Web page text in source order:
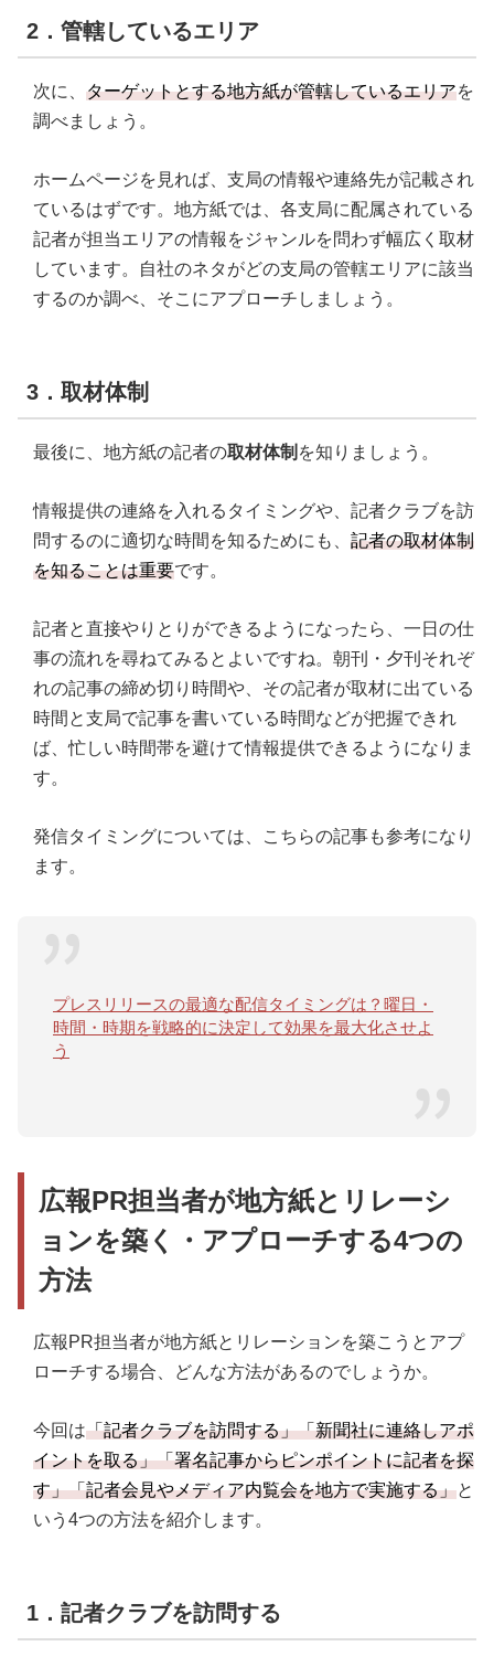
2．管轄しているエリア
次に、 ターゲットとする地方紙が管轄しているエリアを
調べましょう。
ホームページを見れば、支局の情報や連絡先が記載され
ているはずです。地方紙では、各支局に配属されている
記者が担当エリアの情報をジャンルを問わず幅広く取材
しています。自社のネタがどの支局の管轄エリアに該当
するのか調べ、そこにアプローチしましょう。
3．取材体制
最後に、地方紙の記者の取材体制 を知りましょう。
情報提供の連絡を入れるタイミングや、記者クラブを訪
問するのに適切な時間を知るためにも、 記者の取材体制
を知ることは重要です。
記者と直接やりとりができるようになったら、一日の仕
事の流れを尋ねてみるとよいですね。朝刊・夕刊それぞ
れの記事の締め切り時間や、その記者が取材に出ている
時間と支局で記事を書いている時間などが把握できれ
ば、忙しい時間帯を避けて情報提供できるようになりま
す。
発信タイミングについては、こちらの記事も参考になり
ます。
プレスリリースの最適な配信タイミングは？曜日・
時間・時期を戦略的に決定して効果を最大化させよ
う
広報PR担当者が地方紙とリレーシ
ョンを築く・アプローチする4つの
方法
広報PR担当者が地方紙とリレーションを築こうとアプ
ローチする場合、どんな方法があるのでしょうか。
今回は「記者クラブを訪問する」「新聞社に連絡しアポ
イントを取る」「署名記事からピンポイントに記者を探
す」「記者会見やメディア内覧会を地方で実施する」と
いう4つの方法を紹介します。
1．記者クラブを訪問する